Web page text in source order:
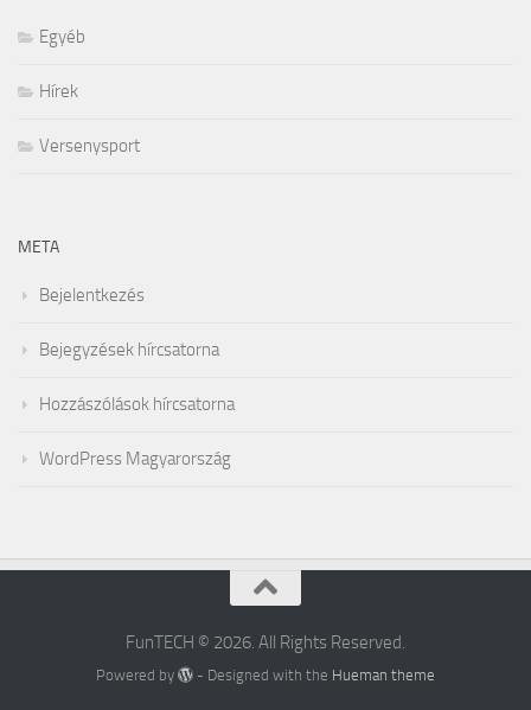
Egyéb
Hírek
Versenysport
META
Bejelentkezés
Bejegyzések hírcsatorna
Hozzászólások hírcsatorna
WordPress Magyarország
FunTECH © 2026. All Rights Reserved.
Powered by - Designed with the Hueman theme